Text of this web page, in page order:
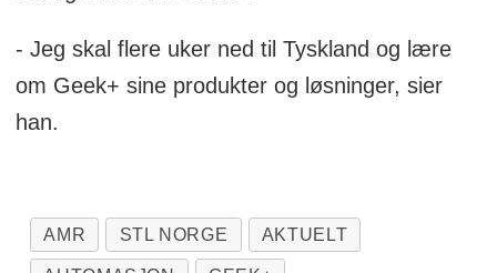
- Jeg skal flere uker ned til Tyskland og lære
om Geek+ sine produkter og løsninger, sier
han.
AMR STL NORGE AKTUELT